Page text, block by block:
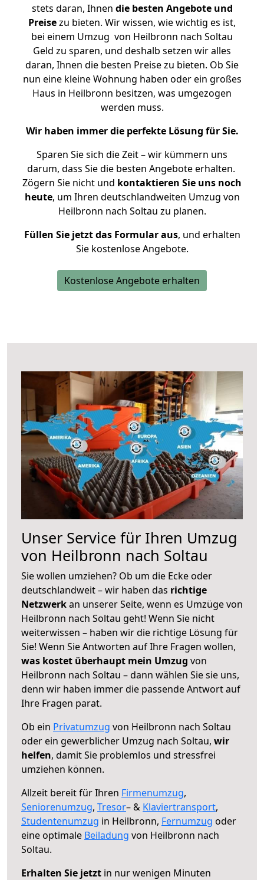
stets daran, Ihnen die besten Angebote und
Preisezu bieten. Wir wissen, wie wichtig es ist,
bei einem Umzug von Heilbronn nach Soltau
Geld zu sparen, und deshalb setzen wir alles
daran, Ihnen die besten Preise zu bieten. Ob Sie
nun eine kleine Wohnung haben oder ein großes
Haus in Heilbronn besitzen, was umgezogen
werden muss.
Wir haben immer die perfekte Lösung für Sie.
Sparen Sie sich die Zeit – wir kümmern uns
darum, dass Sie die besten Angebote erhalten.
Zögern Sie nicht und kontaktieren Sie uns noch
heute, um Ihren deutschlandweiten Umzug von
Heilbronn nach Soltau zu planen.
Füllen Sie jetzt das Formular aus, und erhalten
Sie kostenlose Angebote.
Kostenlose Angebote erhalten
Unser Service für Ihren Umzug
von Heilbronn nach Soltau
Sie wollen umziehen? Ob um die Ecke oder
deutschlandweit – wir haben das richtige
Netzwerkan unserer Seite, wenn es Umzüge von
Heilbronn nach Soltau geht! Wenn Sie nicht
weiterwissen – haben wir die richtige Lösung für
Sie! Wenn Sie Antworten auf Ihre Fragen wollen,
was kostet überhaupt mein Umzug von
Heilbronn nach Soltau – dann wählen Sie sie uns,
denn wir haben immer die passende Antwort auf
Ihre Fragen parat.
Ob ein Privatumzug von Heilbronn nach Soltau
oder ein gewerblicher Umzug nach Soltau, wir
helfen, damit Sie problemlos und stressfrei
umziehen können.
Allzeit bereit für Ihren Firmenumzug,
Seniorenumzug, Tresor– & Klaviertransport,
Studentenumzug in Heilbronn, Fernumzug oder
eine optimale Beiladung von Heilbronn nach
Soltau.
Erhalten Sie jetzt in nur wenigen Minuten